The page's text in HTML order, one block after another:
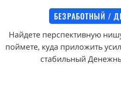
БЕЗРАБОТНЫЙ /
Найдете перспективную
поймете, куда приложить
стабильный